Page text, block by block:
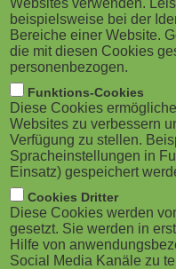
M
o
b
i
l
e
)
g
a
o
n
Zürich,
OpenOlat
strukturiertes
für Gültigkeit,
Einsatz von
Zertifikaten –
Bedarf der
Der Release bringt
Websites verwenden.
beispielsweise bei der
Bereiche einer Website.
die mit diesen Cookies
personenbezogen.
Funktions-Cookies
Diese Cookies
Websites zu verbessern
Verfügung zu stellen.
Spracheinstellungen in
Einsatz) gespeichert
Cookies Dritter
Diese Cookies werden
gesetzt. Sie werden in
Hilfe von
Social Media Kanäle zu